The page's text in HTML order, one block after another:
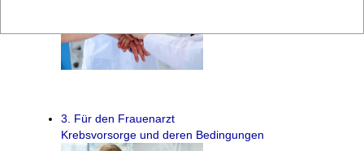
3. Für den Frauenarzt
Krebsvorsorge und deren Bedingungen